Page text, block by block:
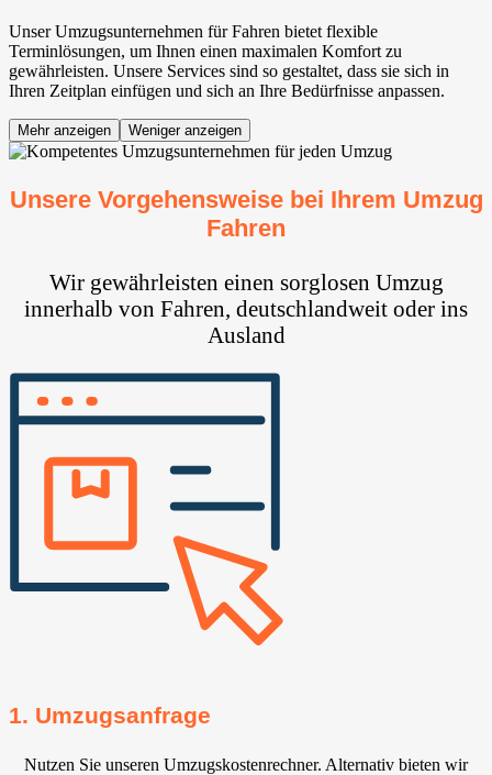
Unser Umzugsunternehmen für Fahren bietet flexible
Terminlösungen, um Ihnen einen maximalen Komfort zu
gewährleisten. Unsere Services sind so gestaltet, dass sie sich in
Ihren Zeitplan einfügen und sich an Ihre Bedürfnisse anpassen.
Mehr anzeigen Weniger anzeigen
Unsere Vorgehensweise bei Ihrem Umzug
Fahren
Wir gewährleisten einen sorglosen Umzug
innerhalb von Fahren, deutschlandweit oder ins
Ausland
1. Umzugsanfrage
Nutzen Sie unseren Umzugskostenrechner. Alternativ bieten wir